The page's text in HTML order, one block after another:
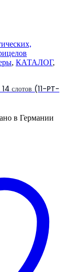
, КАТАЛОГ,
слотов (11-PT-
в Германии